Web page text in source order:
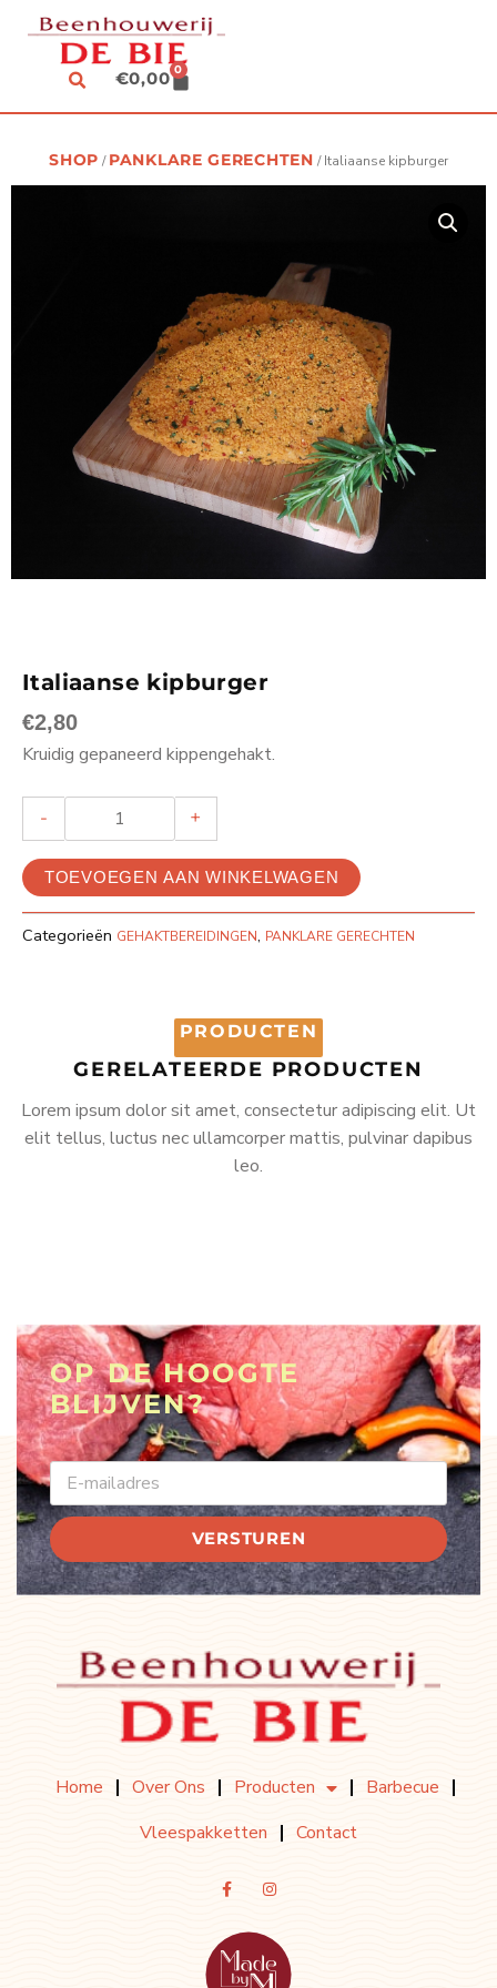
NAAR
INHOUD
€0,00 0
CART
SHOP /PANKLARE GERECHTEN / Italiaanse kipburger
Italiaanse kipburger
€2,80
Kruidig gepaneerd kippengehakt.
-
KIPBURGER
+
TOEVOEGEN AAN WINKELWAGEN
Categorieën GEHAKTBEREIDINGEN, PANKLARE GERECHTEN
PRODUCTEN
GERELATEERDE PRODUCTEN
Lorem ipsum dolor sit amet, consectetur adipiscing elit. Ut
elit tellus, luctus nec ullamcorper mattis, pulvinar dapibus
leo.
OP DE HOOGTE
BLIJVEN?
EMAIL
VERSTUREN
Home Over Ons Producten
Barbecue
Vleespakketten
Contact
F
A
E
B
O
O
I
N
A
G
R